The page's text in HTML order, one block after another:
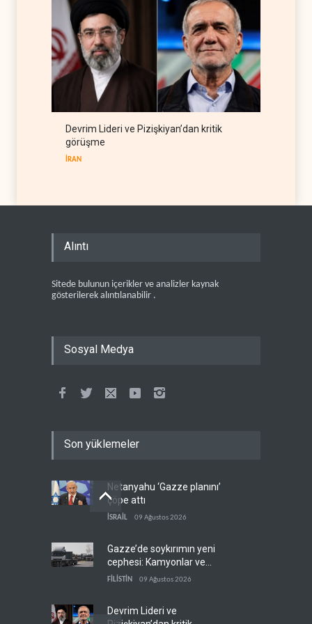
Devrim Lideri ve Pizişkiyan’dan kritik
görüşme
İRAN
Alıntı
Sitede bulunun içerikler ve analizler kaynak
gösterilerek alıntılanabilir .
Sosyal Medya
Son yüklemeler
Netanyahu ‘Gazze planını’
çöpe attı
İSRAİL 09 Ağustos 2026
Gazze’de soykırımın yeni
cephesi: Kamyonlar ve
sürücüler de hedefte
FİLİSTİN 09 Ağustos 2026
Devrim Lideri ve